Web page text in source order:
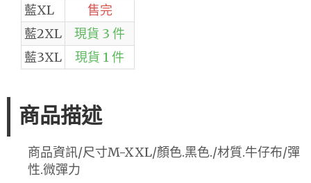
藍XL
售完
藍2XL
現貨 3 件
藍3XL
現貨 1 件
商品描述
商品資訊/尺寸M-XXL/顏色.黑色./材質.牛仔布/彈
性.微彈力